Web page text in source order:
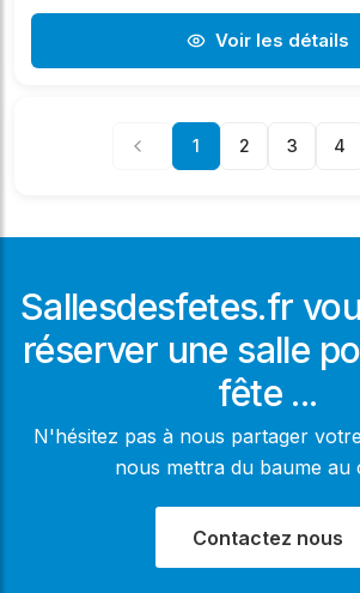
Voir les détails
1 2 3 4
Sallesdesfetes.fr
réserver une salle
fête ...
N'hésitez pas à nous partager
nous mettra du baume au
Contactez nous